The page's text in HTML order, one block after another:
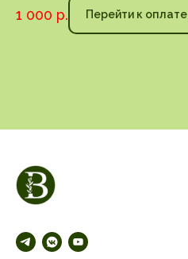
1 000 р. Перейти к оплате